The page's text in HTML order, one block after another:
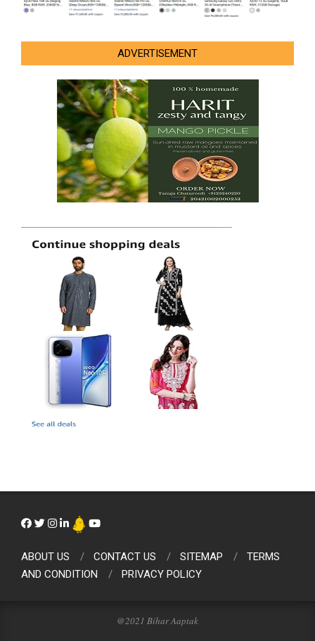
ADVERTISEMENT
ABOUT US CONTACT US SITEMAP
TERMS
AND CONDITION
PRIVACY POLICY
@2021 Bihar Aaptak